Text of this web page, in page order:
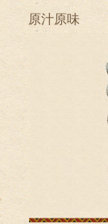
原汁原味